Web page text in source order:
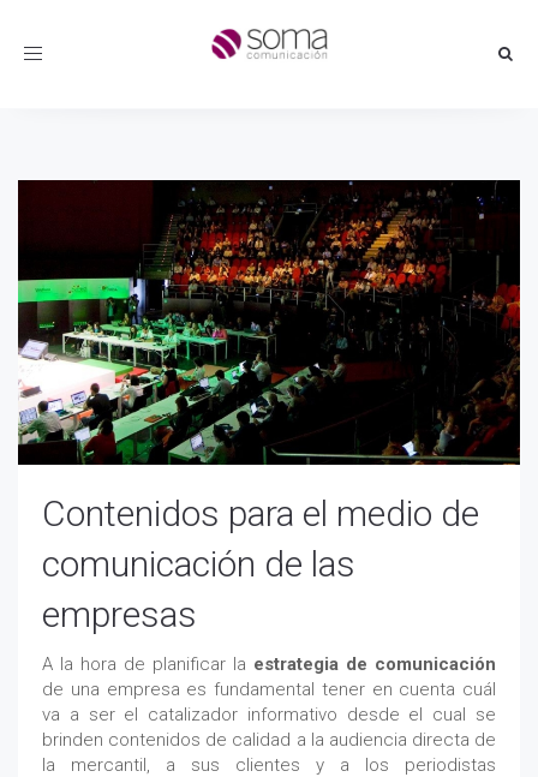
Toggle
Contenidos para el medio de
comunicación de las
empresas
A la hora de planificar la estrategia de comunicación
de una empresa es fundamental tener en cuenta cuál
va a ser el catalizador informativo desde el cual se
brinden contenidos de calidad a la audiencia directa de
la mercantil, a sus clientes y a los periodistas